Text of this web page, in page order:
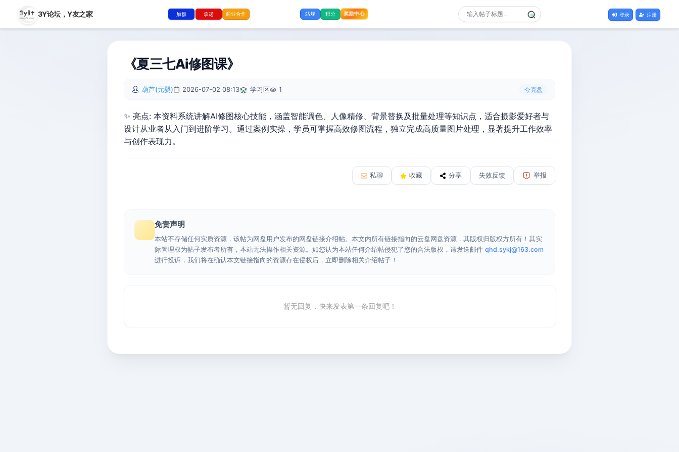
3Y论坛，Y友之家 加群 承诺 商业合作 站规 积分 奖励中心 登录 注册
《夏三七Ai修图课》
葫芦(元婴) 2026-07-02 08:13 学习区 1 夸克盘
✨ 亮点: 本资料系统讲解AI修图核心技能，涵盖智能调色、人像精修、背景替换及批量处理等知识点，适合摄影爱好者与
设计从业者从入门到进阶学习。通过案例实操，学员可掌握高效修图流程，独立完成高质量图片处理，显著提升工作效率
与创作表现力。
私聊 收藏 分享 失效反馈 举报
免责声明
本站不存储任何实质资源，该帖为网盘用户发布的网盘链接介绍帖。本文内所有链接指向的云盘网盘资源，其版权归版权方所有！其实
际管理权为帖子发布者所有，本站无法操作相关资源。如您认为本站任何介绍帖侵犯了您的合法版权，请发送邮件 qhd.sykj@163.com
进行投诉，我们将在确认本文链接指向的资源存在侵权后，立即删除相关介绍帖子！
暂无回复，快来发表第一条回复吧！